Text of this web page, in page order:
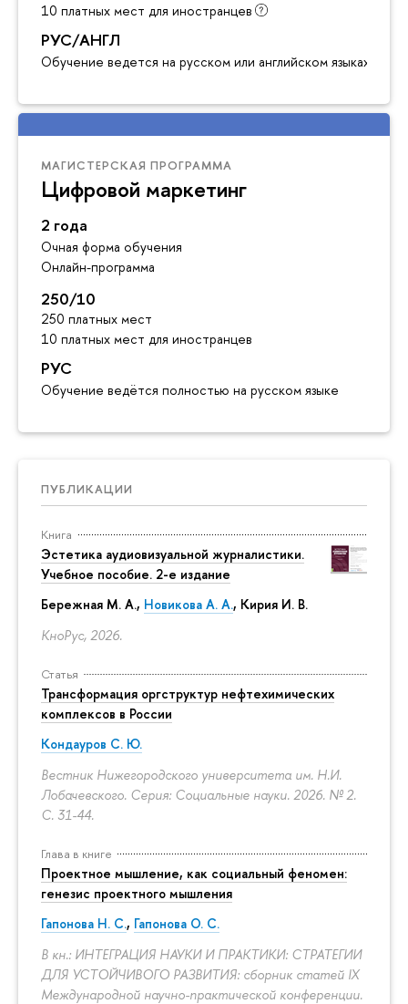
10 платных мест для иностранцев
РУС/АНГЛ
Обучение ведется на русском или английском языках
МАГИСТЕРСКАЯ ПРОГРАММА
Цифровой маркетинг
2 года
Очная форма обучения
Онлайн-программа
250/10
250 платных мест
10 платных мест для иностранцев
РУС
Обучение ведётся полностью на русском языке
ПУБЛИКАЦИИ
Книга
Эстетика аудиовизуальной журналистики.
Учебное пособие. 2-е издание
Бережная М. А., Новикова А. А., Кирия И. В.
КноРус, 2026.
Статья
Трансформация оргструктур нефтехимических
комплексов в России
Кондауров С. Ю.
Вестник Нижегородского университета им. Н.И.
Лобачевского. Серия: Социальные науки. 2026. № 2.
С. 31-44.
Глава в книге
Проектное мышление, как социальный феномен:
генезис проектного мышления
Гапонова Н. С., Гапонова О. С.
В кн.: ИНТЕГРАЦИЯ НАУКИ И ПРАКТИКИ: СТРАТЕГИИ
ДЛЯ УСТОЙЧИВОГО РАЗВИТИЯ: сборник статей IX
Международной научно-практической конференции.